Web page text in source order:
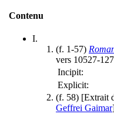
Contenu
I.
(f. 1-57)
vers 10527-
Incipit:
Explicit:
(f. 58) [Extrait
Geffrei Gaimar